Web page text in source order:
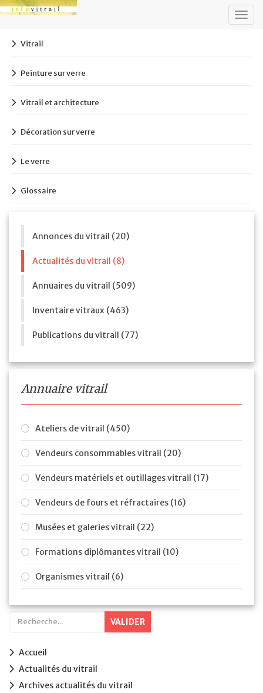
Vitrail
Peinture sur verre
Vitrail et architecture
Décoration sur verre
Le verre
Glossaire
Annonces du vitrail (20)
Actualités du vitrail (8)
Annuaires du vitrail (509)
Inventaire vitraux (463)
Publications du vitrail (77)
Annuaire vitrail
Ateliers de vitrail (450)
Vendeurs consommables vitrail (20)
Vendeurs matériels et outillages vitrail (17)
Vendeurs de fours et réfractaires (16)
Musées et galeries vitrail (22)
Formations diplômantes vitrail (10)
Organismes vitrail (6)
VALIDER
Accueil
Actualités du vitrail
Archives actualités du vitrail